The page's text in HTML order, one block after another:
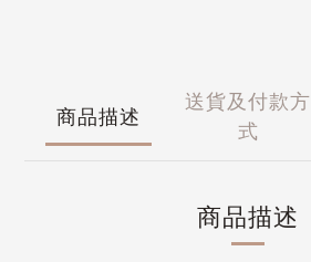
商品描述
送貨及付款方
式
商品描述